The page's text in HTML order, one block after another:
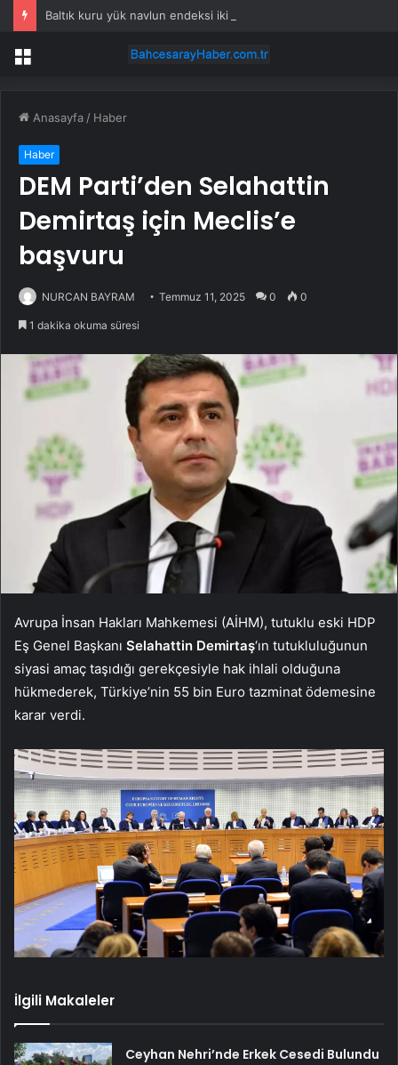
Baltık kuru yük navlun endeksi iki ayın zirvesinde
Menü
Anasayfa / Haber
Haber
DEM Parti’den Selahattin
Demirtaş için Meclis’e
başvuru
NURCAN BAYRAM Temmuz 11, 2025 0 0
1 dakika okuma süresi
Avrupa İnsan Hakları Mahkemesi (AİHM), tutuklu eski HDP
Eş Genel Başkanı Selahattin Demirtaş‘ın tutukluluğunun
siyasi amaç taşıdığı gerekçesiyle hak ihlali olduğuna
hükmederek, Türkiye’nin 55 bin Euro tazminat ödemesine
karar verdi.
İlgili Makaleler
Ceyhan Nehri’nde Erkek Cesedi Bulundu